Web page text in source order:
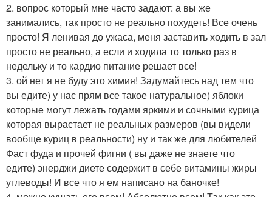
2. вопрос который мне часто задают: а вы же
занимались, так просто не реально похудеть! Все очень
просто! Я ленивая до ужаса, меня заставить ходить в зал
просто не реально, а если и ходила то только раз в
недельку и то кардио питание решает все!
3. ой нет я не буду это химия! Задумайтесь над тем что
вы едите) у нас прям все такое натуральное) яблоки
которые могут лежать годами яркими и сочными курица
которая вырастает не реальных размеров (вы видели
вообще куриц в реальности) ну и так же для любителей
Фаст фуда и прочей фигни ( вы даже не знаете что
едите) энерджи диете содержит в себе витамины жиры
углеводы! И все что я ем написано на баночке!